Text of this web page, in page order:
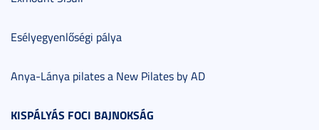
Esélyegyenlőségi pálya
Anya-Lánya pilates a New Pilates by AD
KISPÁLYÁS FOCI BAJNOKSÁG